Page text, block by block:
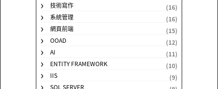
技術寫作
(16)
系統管理
(16)
網頁前端
(15)
OOAD
(12)
AI
(11)
ENTITY FRAMEWORK
(10)
IIS
(9)
SQL SERVER